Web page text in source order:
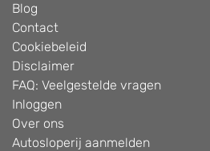
Blog
Contact
Cookiebeleid
Disclaimer
FAQ: Veelgestelde vragen
Inloggen
Over ons
Autosloperij aanmelden